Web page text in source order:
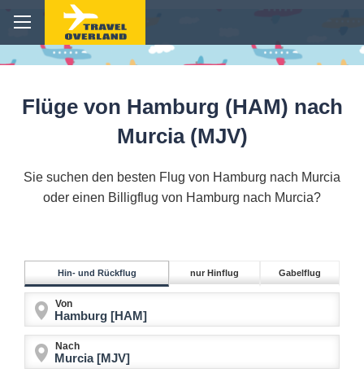
Flüge von Hamburg (HAM) nach
Murcia (MJV)
Sie suchen den besten Flug von Hamburg nach Murcia
oder einen Billigflug von Hamburg nach Murcia?
Hin- und Rückflug nur Hinflug Gabelflug
Von
Nach